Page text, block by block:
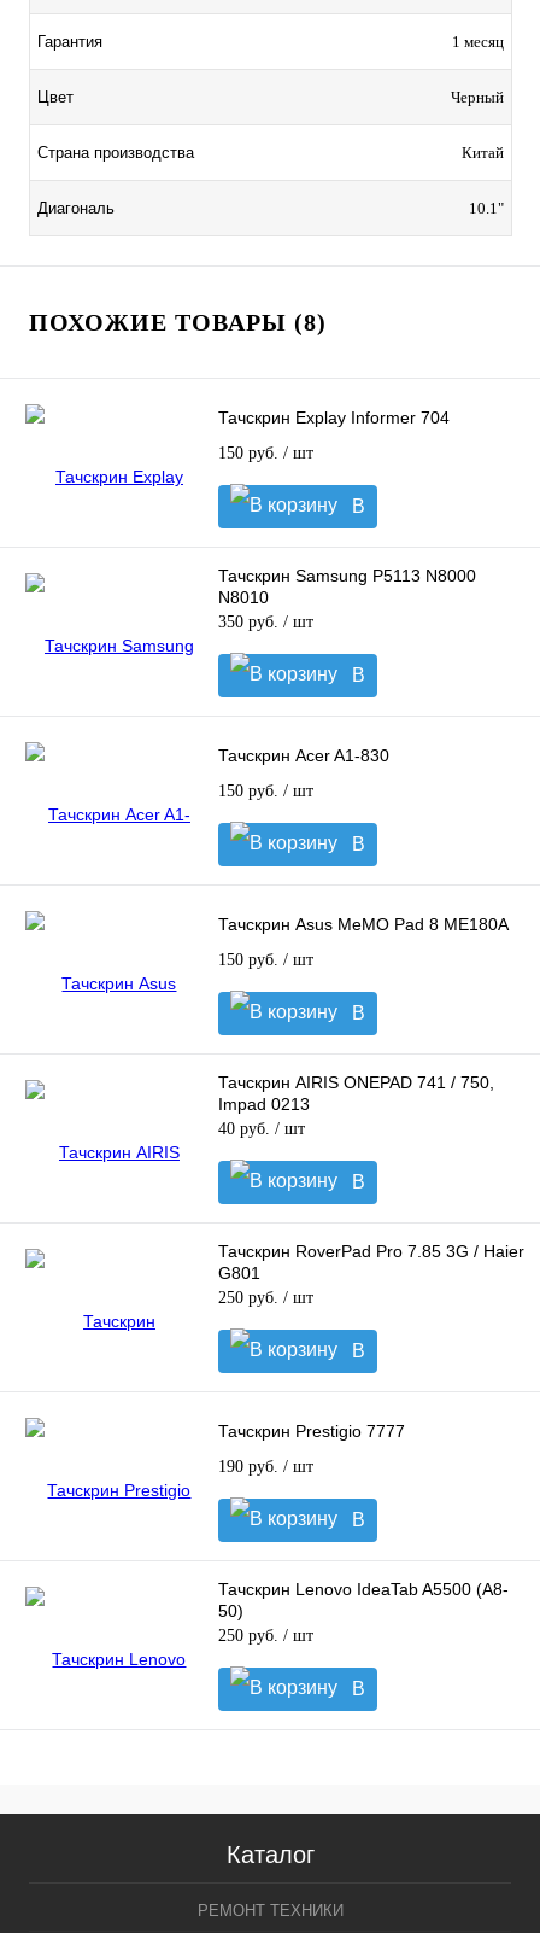
Гарантия 1 месяц
Цвет Черный
Страна производства Китай
Диагональ 10.1"
ПОХОЖИЕ ТОВАРЫ (8)
Тачскрин Explay Informer 704
150 руб. / шт
В
корзину
Тачскрин Samsung P5113 N8000
N8010
350 руб. / шт
В
корзину
Тачскрин Acer A1-830
150 руб. / шт
В
корзину
Тачскрин Asus MeMO Pad 8 ME180A
150 руб. / шт
В
корзину
Тачскрин AIRIS ONEPAD 741 / 750,
Impad 0213
40 руб. / шт
В
корзину
Тачскрин RoverPad Pro 7.85 3G / Haier
G801
250 руб. / шт
В
корзину
Тачскрин Prestigio 7777
190 руб. / шт
В
корзину
Тачскрин Lenovo IdeaTab A5500 (A8-
50)
250 руб. / шт
В
корзину
Каталог
РЕМОНТ ТЕХНИКИ